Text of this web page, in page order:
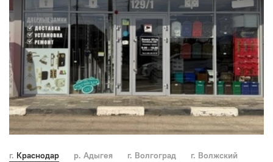
г. Краснодар р. Адыгея г. Волгоград
г. Волжский